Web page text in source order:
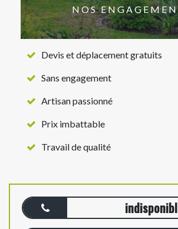
NOS
Devis et déplacement gratuits
Sans engagement
Artisan passionné
Prix imbattable
Travail de qualité